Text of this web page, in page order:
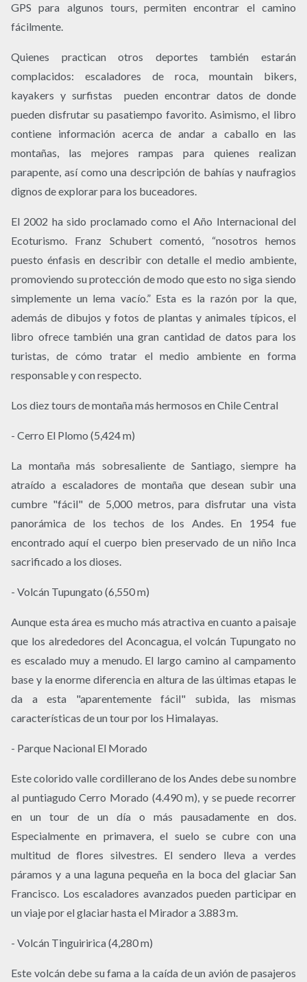
GPS para algunos tours, permiten encontrar el camino
fácilmente.
Quienes practican otros deportes también estarán
complacidos: escaladores de roca, mountain bikers,
kayakers y surfistas pueden encontrar datos de donde
pueden disfrutar su pasatiempo favorito. Asimismo, el libro
contiene información acerca de andar a caballo en las
montañas, las mejores rampas para quienes realizan
parapente, así como una descripción de bahías y naufragios
dignos de explorar para los buceadores.
El 2002 ha sido proclamado como el Año Internacional del
Ecoturismo. Franz Schubert comentó, “nosotros hemos
puesto énfasis en describir con detalle el medio ambiente,
promoviendo su protección de modo que esto no siga siendo
simplemente un lema vacío.” Esta es la razón por la que,
además de dibujos y fotos de plantas y animales típicos, el
libro ofrece también una gran cantidad de datos para los
turistas, de cómo tratar el medio ambiente en forma
responsable y con respecto.
Los diez tours de montaña más hermosos en Chile Central
- Cerro El Plomo (5,424 m)
La montaña más sobresaliente de Santiago, siempre ha
atraído a escaladores de montaña que desean subir una
cumbre "fácil" de 5,000 metros, para disfrutar una vista
panorámica de los techos de los Andes. En 1954 fue
encontrado aquí el cuerpo bien preservado de un niño Inca
sacrificado a los dioses.
- Volcán Tupungato (6,550 m)
Aunque esta área es mucho más atractiva en cuanto a paisaje
que los alrededores del Aconcagua, el volcán Tupungato no
es escalado muy a menudo. El largo camino al campamento
base y la enorme diferencia en altura de las últimas etapas le
da a esta "aparentemente fácil" subida, las mismas
características de un tour por los Himalayas.
- Parque Nacional El Morado
Este colorido valle cordillerano de los Andes debe su nombre
al puntiagudo Cerro Morado (4.490 m), y se puede recorrer
en un tour de un día o más pausadamente en dos.
Especialmente en primavera, el suelo se cubre con una
multitud de flores silvestres. El sendero lleva a verdes
páramos y a una laguna pequeña en la boca del glaciar San
Francisco. Los escaladores avanzados pueden participar en
un viaje por el glaciar hasta el Mirador a 3.883 m.
- Volcán Tinguiririca (4,280 m)
Este volcán debe su fama a la caída de un avión de pasajeros